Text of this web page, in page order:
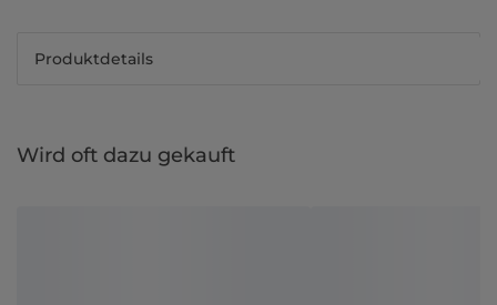
Produktdetails
Wird oft dazu gekauft